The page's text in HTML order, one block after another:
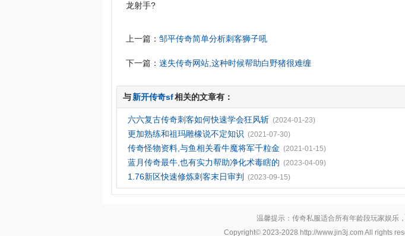
龙射手?
上一篇：邹平传奇简单分析刺客狮子吼
下一篇：迷失传奇网站,这种时候帮助白野猪很难缠
与新开传奇sf相关的文章有：
六六复古传奇刺客如何快速学会狂风斩 (2024-01-23)
更加熟练和祖玛雕橡说不定知识 (2021-07-30)
传奇怪物资料,与鱼相关看牛魔将军千粒金 (2021-01-15)
蓝月传奇最牛,也有实力帮助净化术毒瞎的 (2023-04-09)
1.76新区快速修炼刺客末日审判 (2023-09-15)
温馨提示：传奇私服适合所有年龄段玩家娱乐
Copyright© 2023-2028 http://www.jin3j.comAll rights